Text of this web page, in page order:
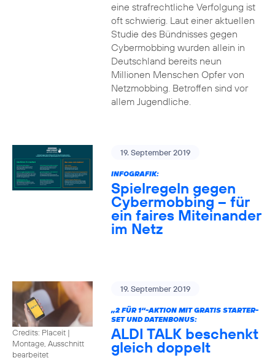
eine strafrechtliche Verfolgung ist
oft schwierig. Laut einer aktuellen
Studie des Bündnisses gegen
Cybermobbing wurden allein in
Deutschland bereits neun
Millionen Menschen Opfer von
Netzmobbing. Betroffen sind vor
allem Jugendliche.
19. September 2019
INFOGRAFIK:
Spielregeln gegen
Cybermobbing – für
ein faires Miteinander
im Netz
Credits: Placeit |
Montage, Ausschnitt
bearbeitet
19. September 2019
„2 FÜR 1“-AKTION MIT GRATIS STARTER-
SET UND DATENBONUS:
ALDI TALK beschenkt
gleich doppelt